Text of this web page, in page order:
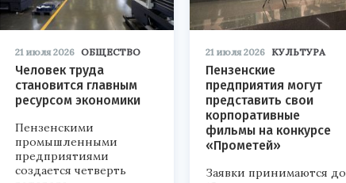
21 июля 2026 ОБЩЕСТВО
Человек труда
становится главным
ресурсом экономики
Пензенскими
промышленными
предприятиями
создается четверть
21 июля 2026 КУЛЬТУРА
Пензенские
предприятия могут
представить свои
корпоративные
фильмы на конкурсе
«Прометей»
Заявки принимаются до